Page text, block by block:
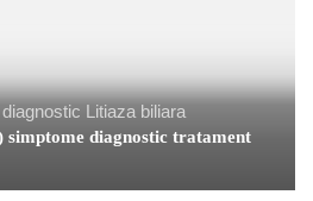
Litiaza biliara
diagnostic tratament